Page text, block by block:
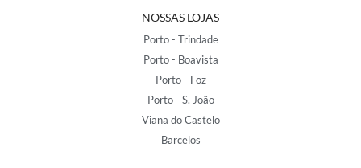
NOSSAS LOJAS
Porto - Trindade
Porto - Boavista
Porto - Foz
Porto - S. João
Viana do Castelo
Barcelos